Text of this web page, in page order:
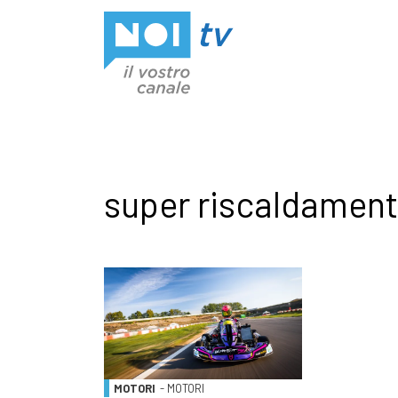
super
MOTORI - MOTORI